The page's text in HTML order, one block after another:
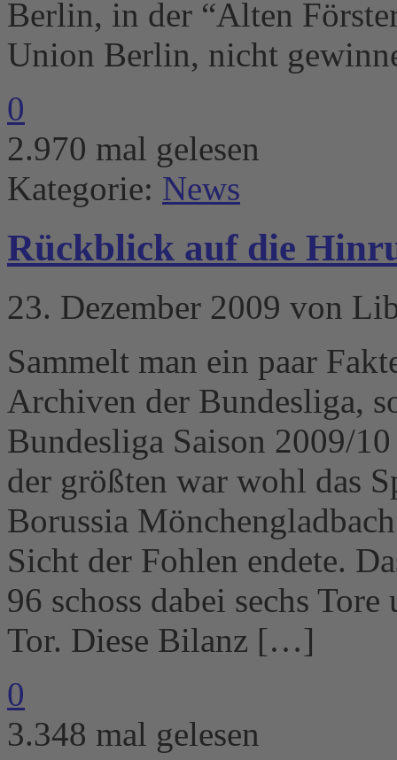
Berlin, in der “Alten
Union Berlin, nicht
0
2.970 mal gelesen
Kategorie: News
Rückblick auf die
23. Dezember 2009 von
Sammelt man ein paar
Archiven der Bundesliga,
Bundesliga Saison 2009/
der größten war wohl das
Borussia
Sicht der Fohlen endete.
96 schoss dabei sechs
Tor. Diese Bilanz […]
0
3.348 mal gelesen